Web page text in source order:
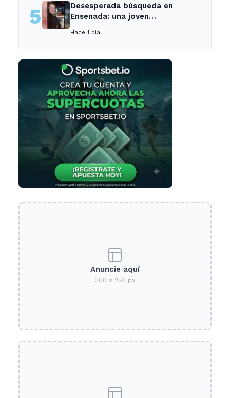
5
Desesperada búsqueda en
Ensenada: una joven
Hace 1 día
Anuncie aquí
300 × 250 px